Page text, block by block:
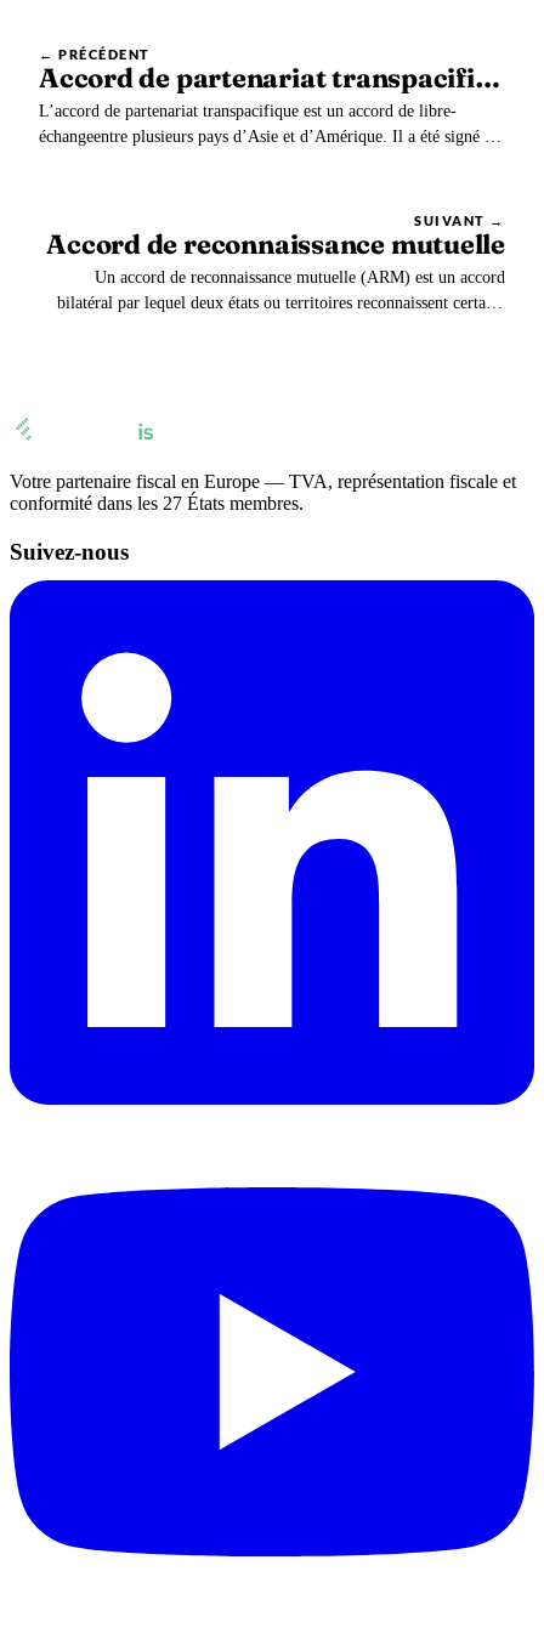
← PRÉCÉDENT
Accord de partenariat transpacifique (PTP ou TPP)
L’accord de partenariat transpacifique est un accord de libre-
échangeentre plusieurs pays d’Asie et d’Amérique. Il a été signé en
SUIVANT →
Accord de reconnaissance mutuelle
Un accord de reconnaissance mutuelle (ARM) est un accord
bilatéral par lequel deux états ou territoires reconnaissent certains
Votre partenaire fiscal en Europe — TVA, représentation fiscale et
conformité dans les 27 États membres.
Suivez-nous